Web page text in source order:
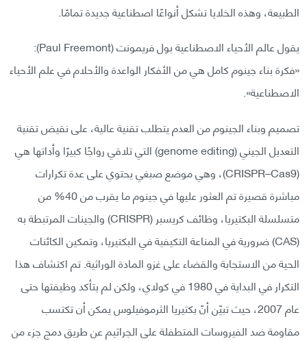
الطبيعة، وهذه الخلايا تشكل أنواعًا اصطناعية جديدة تمامًا.
يقول عالم الأحياء الاصطناعية بول فريمونت (Paul Freemont):
«فكرة بناء جينوم كامل هي من الأفكار الواعدة والأحلام في علم الأحياء
الاصطناعية».
تصميم وبناء الجينوم من العدم يتطلب تقنية عالية، على نقيض تقنية
التعديل الجيني (genome editing) التي تلاقي رواجًا كبيرًا وأداتها هي
(CRISPR–Cas9)، وهي موضع صبغي يحتوي على عدة تكرارات
مباشرة قصيرة تم العثور عليها في جينوم ما يقرب من 40% من
متسلسلة البكتيريا، وظائف كريسبر (CRISPR) والجينات المرتبطة به
(CAS) ضرورية في المناعة التكيفية في البكتيريا، وتمكين الكائنات
الحية من الاستجابة والقضاء على غزو المادة الوراثية. تم اكتشاف هذا
التكرار في البداية في 1980 في كولاي، ولكن لم يتأكد وظيفتها حتى
عام 2007، حيث تبيّن أنّ بكتيريا الثرموفيلوس يمكن أن تكتسب
مقاومة ضد الفيروسات المتطفلة على الجراثيم عن طريق دمج جزء من